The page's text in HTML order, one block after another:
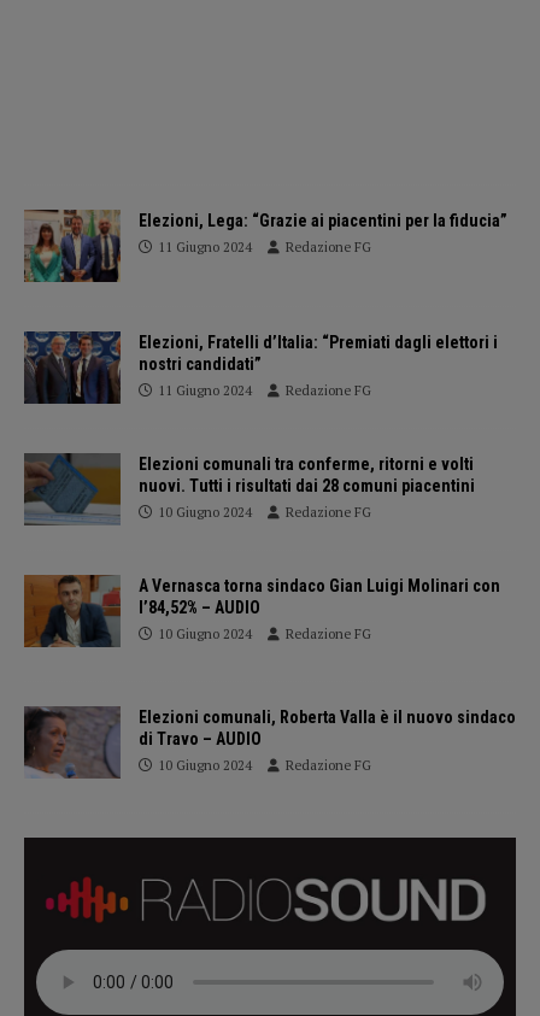
Elezioni, Lega: “Grazie ai piacentini per la fiducia”
11 Giugno 2024 Redazione FG
Elezioni, Fratelli d’Italia: “Premiati dagli elettori i
nostri candidati”
11 Giugno 2024 Redazione FG
Elezioni comunali tra conferme, ritorni e volti
nuovi. Tutti i risultati dai 28 comuni piacentini
10 Giugno 2024 Redazione FG
A Vernasca torna sindaco Gian Luigi Molinari con
l’84,52% – AUDIO
10 Giugno 2024 Redazione FG
Elezioni comunali, Roberta Valla è il nuovo sindaco
di Travo – AUDIO
10 Giugno 2024 Redazione FG